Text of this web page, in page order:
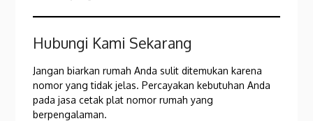
Hubungi Kami Sekarang
Jangan biarkan rumah Anda sulit ditemukan karena
nomor yang tidak jelas. Percayakan kebutuhan Anda
pada jasa cetak plat nomor rumah yang
berpengalaman.